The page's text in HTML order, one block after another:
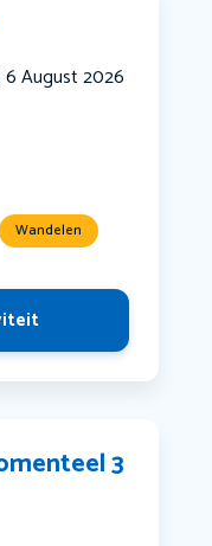
August 2026
Wandelen
3